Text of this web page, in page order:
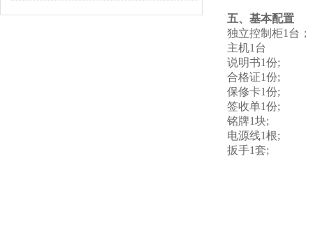
五、基本配置
独立控制柜1台；
主机1台
说明书1份;
合格证1份;
保修卡1份;
签收单1份;
铭牌1块;
电源线1根;
扳手1套;